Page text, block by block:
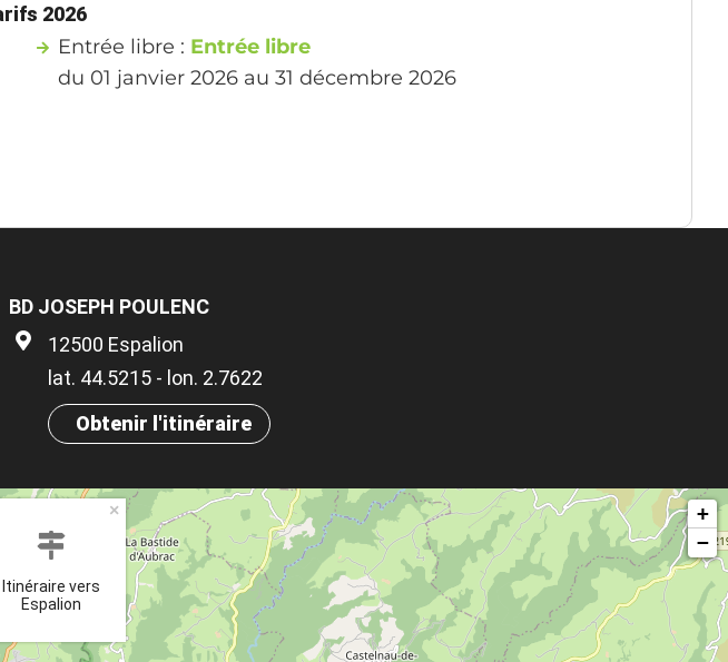
2026
Entrée libre : Entrée libre
du 01 janvier 2026 au 31 décembre 2026
BD JOSEPH POULENC
12500 Espalion
lat. 44.5215 - lon. 2.7622
Obtenir l'itinéraire
Itinéraire vers
Espalion
×
+
−